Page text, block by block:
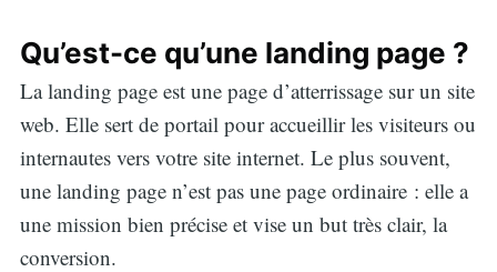
Qu’est-ce qu’une landing page ?
La landing page est une page d’atterrissage sur un site
web. Elle sert de portail pour accueillir les visiteurs ou
internautes vers votre site internet. Le plus souvent,
une landing page n’est pas une page ordinaire : elle a
une mission bien précise et vise un but très clair, la
conversion.